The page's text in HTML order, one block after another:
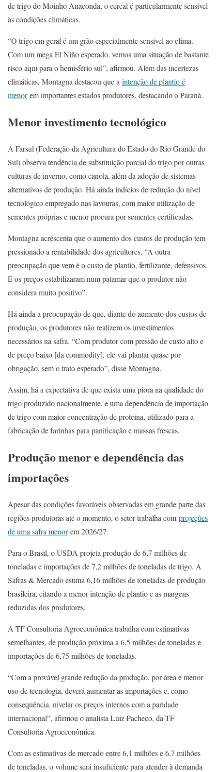
de trigo do Moinho Anaconda, o cereal é particularmente sensível
às condições climáticas.
“O trigo em geral é um grão especialmente sensível ao clima.
Com um mega El Niño esperado, vemos uma situação de bastante
risco aqui para o hemisfério sul”, afirmou. Além das incertezas
climáticas, Montagna destacou que a intenção de plantio é
menorem importantes estados produtores, destacando o Paraná.
Menor investimento tecnológico
A Farsul (Federação da Agricultura do Estado do Rio Grande do
Sul) observa tendência de substituição parcial do trigo por outras
culturas de inverno, como canola, além da adoção de sistemas
alternativos de produção. Há ainda indícios de redução do nível
tecnológico empregado nas lavouras, com maior utilização de
sementes próprias e menor procura por sementes certificadas.
Montagna acrescenta que o aumento dos custos de produção tem
pressionado a rentabilidade dos agricultores. “A outra
preocupação que vem é o custo de plantio, fertilizante, defensivos.
E os preços estabilizaram num patamar que o produtor não
considera muito positivo”.
Há ainda a preocupação de que, diante do aumento dos custos de
produção, os produtores não realizem os investimentos
necessários na safra. “Com produtor com pressão de custo alto e
de preço baixo [da commodity], ele vai plantar quase por
obrigação, sem o trato esperado”, disse Montagna.
Assim, há a expectativa de que exista uma piora na qualidade do
trigo produzido nacionalmente, e uma dependência de importação
de trigo com maior concentração de proteína, utilizado para a
fabricação de farinhas para panificação e massas frescas.
Produção menor e dependência das
importações
Apesar das condições favoráveis observadas em grande parte das
regiões produtoras até o momento, o setor trabalha com projeções
de uma safra menorem 2026/27.
Para o Brasil, o USDA projeta produção de 6,7 milhões de
toneladas e importações de 7,2 milhões de toneladas de trigo. A
Safras & Mercado estima 6,16 milhões de toneladas de produção
brasileira, citando a menor intenção de plantio e as margens
reduzidas dos produtores.
A TF Consultoria Agroeconômica trabalha com estimativas
semelhantes, de produção próxima a 6,5 milhões de toneladas e
importações de 6,75 milhões de toneladas.
“Com a provável grande redução da produção, por área e menor
uso de tecnologia, deverá aumentar as importações e, como
consequência, nivelar os preços internos com a paridade
internacional”, afirmou o analista Luiz Pacheco, da TF
Consultoria Agroeconômica.
Com as estimativas de mercado entre 6,1 milhões e 6,7 milhões
de toneladas, o volume será insuficiente para atender à demanda